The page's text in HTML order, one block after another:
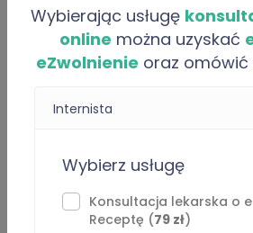
O “Mariusz Musak”
Regulamin konsultacji medycznych
medycznych realizowanych za
porozumiewania się na odległość.
1. Informacje ogólne
Wybierając usługę
online można uzyskać
eZwolnienie oraz
Internista
Wybierz usługę
Konsultacja lekarska o
Receptę (79 zł)